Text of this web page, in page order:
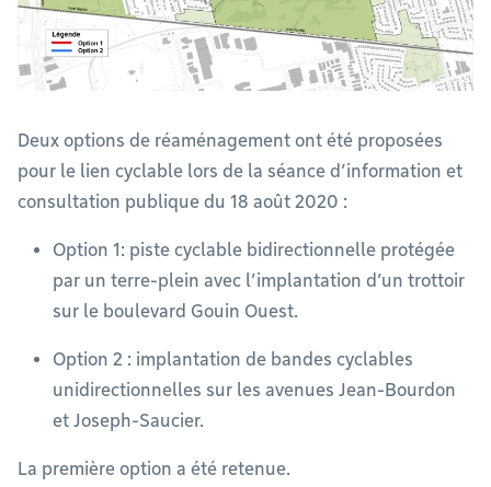
Deux options de réaménagement ont été proposées
pour le lien cyclable lors de la séance d’information et
consultation publique du 18 août 2020 :
Option 1: piste cyclable bidirectionnelle protégée
par un terre-plein avec l’implantation d’un trottoir
sur le boulevard Gouin Ouest.
Option 2 : implantation de bandes cyclables
unidirectionnelles sur les avenues Jean-Bourdon
et Joseph-Saucier.
La première option a été retenue.